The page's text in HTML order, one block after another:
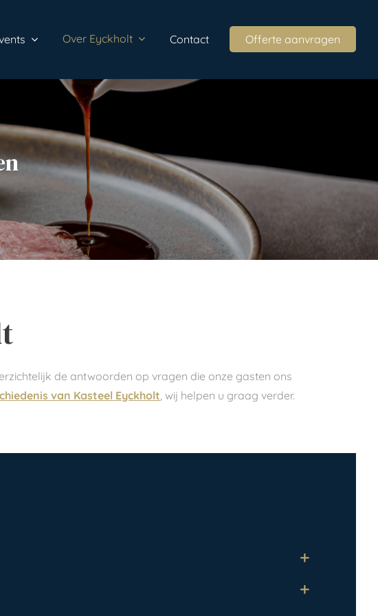
Over Eyckholt Contact Offerte aanvragen
de antwoorden op vragen die onze gasten ons
van Kasteel Eyckholt , wij helpen u graag verder.